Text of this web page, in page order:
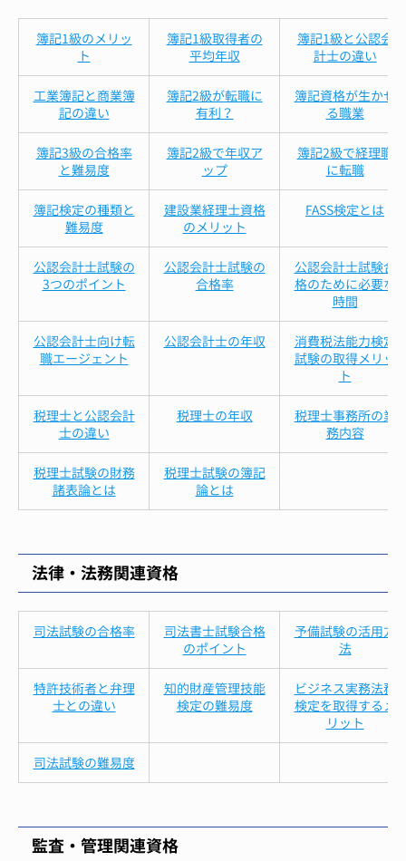
簿記1級のメリッ
ト
簿記1級取得者の
平均年収
簿記1級と公認会
計士の違い
工業簿記と商業簿
記の違い
簿記2級が転職に
有利？
簿記資格が生かせ
る職業
簿記3級の合格率
と難易度
簿記2級で年収ア
ップ
簿記2級で経理職
に転職
簿記検定の種類と
難易度
建設業経理士資格
のメリット
FASS検定とは
公認会計士試験の
3つのポイント
公認会計士試験の
合格率
公認会計士試験合
格のために必要な
時間
公認会計士向け転
職エージェント
公認会計士の年収
消費税法能力検定
試験の取得メリッ
ト
税理士と公認会計
士の違い
税理士の年収
税理士事務所の業
務内容
税理士試験の財務
諸表論とは
税理士試験の簿記
論とは
法律・法務関連資格
司法試験の合格率
司法書士試験合格
のポイント
予備試験の活用方
法
特許技術者と弁理
士との違い
知的財産管理技能
検定の難易度
ビジネス実務法務
検定を取得するメ
リット
司法試験の難易度
監査・管理関連資格